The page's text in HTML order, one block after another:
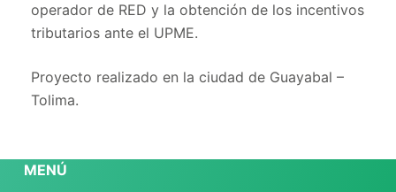
operador de RED y la obtención de los incentivos
tributarios ante el UPME.
Proyecto realizado en la ciudad de Guayabal –
Tolima.
MENÚ